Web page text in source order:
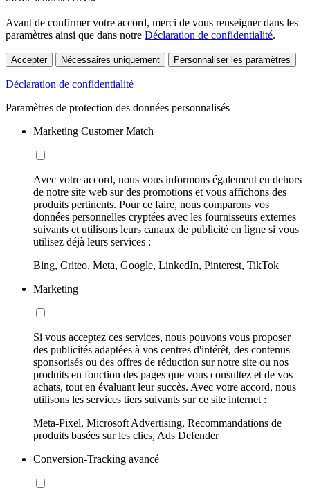
Avant de confirmer votre accord, merci de vous renseigner dans les
paramètres ainsi que dans notre Déclaration de confidentialité.
Accepter Nécessaires uniquement Personnaliser les paramètres
Déclaration de confidentialité
Paramètres de protection des données personnalisés
Marketing Customer Match
Avec votre accord, nous vous informons également en dehors
de notre site web sur des promotions et vous affichons des
produits pertinents. Pour ce faire, nous comparons vos
données personnelles cryptées avec les fournisseurs externes
suivants et utilisons leurs canaux de publicité en ligne si vous
utilisez déjà leurs services :
Bing, Criteo, Meta, Google, LinkedIn, Pinterest, TikTok
Marketing
Si vous acceptez ces services, nous pouvons vous proposer
des publicités adaptées à vos centres d'intérêt, des contenus
sponsorisés ou des offres de réduction sur notre site ou nos
produits en fonction des pages que vous consultez et de vos
achats, tout en évaluant leur succès. Avec votre accord, nous
utilisons les services tiers suivants sur ce site internet :
Meta-Pixel, Microsoft Advertising, Recommandations de
produits basées sur les clics, Ads Defender
Conversion-Tracking avancé